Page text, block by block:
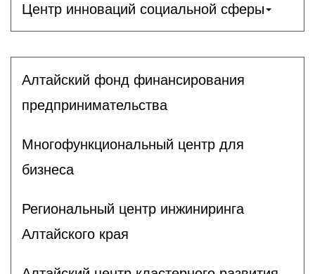
Центр инноваций социальной сферы
Алтайский фонд финансирования
предпринимательства
Многофункциональный центр для
бизнеса
Региональный центр инжиниринга
Алтайского края